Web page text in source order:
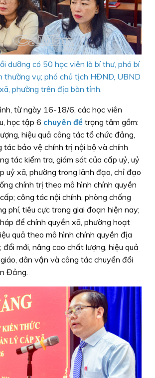
dưỡng có 50 học viên là bí thư, phó bí
thường vụ; phó chủ tịch HĐND, UBND
phường trên địa bàn tỉnh.
từ ngày 16-18/6, các học viên
học tập 6 chuyên đề trọng tâm gồm:
hiệu quả công tác tổ chức đảng,
tác bảo vệ chính trị nội bộ và chính
tác kiểm tra, giám sát của cấp uỷ, uỷ
uỷ xã, phường trong lãnh đạo, chỉ đạo
chính trị theo mô hình chính quyền
công tác nội chính, phòng chống
phí, tiêu cực trong giai đoạn hiện nay;
để chính quyền xã, phường hoạt
quả theo mô hình chính quyền địa
đổi mới, nâng cao chất lượng, hiệu quả
dân vận và công tác chuyển đổi
Đảng.